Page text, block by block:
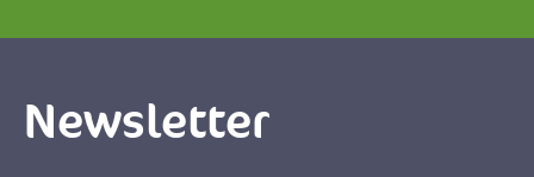
Newsletter